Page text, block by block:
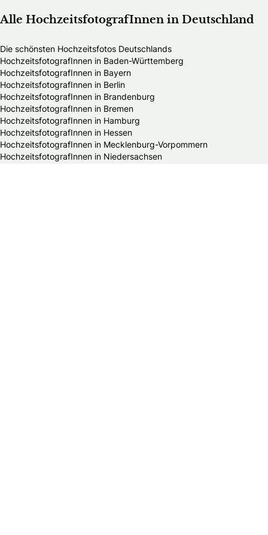
Alle HochzeitsfotografInnen in Deutschland
Die schönsten Hochzeitsfotos Deutschlands
HochzeitsfotografInnen in Baden-Württemberg
HochzeitsfotografInnen in Bayern
HochzeitsfotografInnen in Berlin
HochzeitsfotografInnen in Brandenburg
HochzeitsfotografInnen in Bremen
HochzeitsfotografInnen in Hamburg
HochzeitsfotografInnen in Hessen
HochzeitsfotografInnen in Mecklenburg-Vorpommern
HochzeitsfotografInnen in Niedersachsen